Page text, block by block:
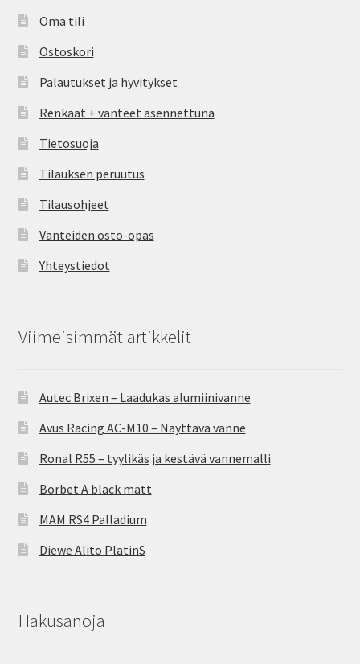
Oma tili
Ostoskori
Palautukset ja hyvitykset
Renkaat + vanteet asennettuna
Tietosuoja
Tilauksen peruutus
Tilausohjeet
Vanteiden osto-opas
Yhteystiedot
Viimeisimmät artikkelit
Autec Brixen – Laadukas alumiinivanne
Avus Racing AC-M10 – Näyttävä vanne
Ronal R55 – tyylikäs ja kestävä vannemalli
Borbet A black matt
MAM RS4 Palladium
Diewe Alito PlatinS
Hakusanoja